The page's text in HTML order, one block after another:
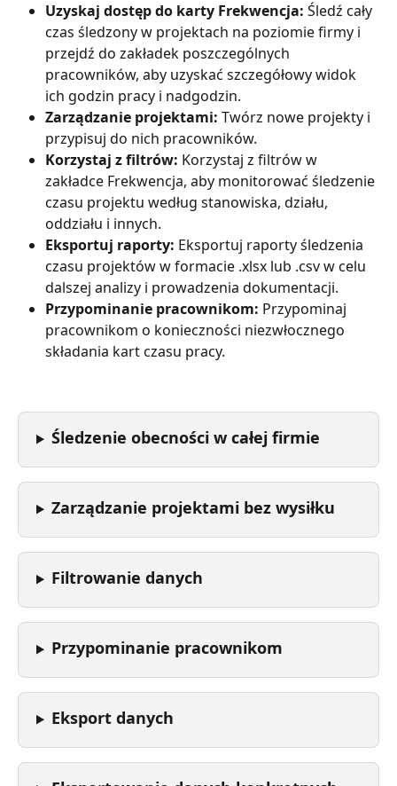
Uzyskaj dostęp do karty Frekwencja: Śledź cały
czas śledzony w projektach na poziomie firmy i
przejdź do zakładek poszczególnych
pracowników, aby uzyskać szczegółowy widok
ich godzin pracy i nadgodzin.
Zarządzanie projektami: Twórz nowe projekty i
przypisuj do nich pracowników.
Korzystaj z filtrów: Korzystaj z filtrów w
zakładce Frekwencja, aby monitorować śledzenie
czasu projektu według stanowiska, działu,
oddziału i innych.
Eksportuj raporty: Eksportuj raporty śledzenia
czasu projektów w formacie .xlsx lub .csv w celu
dalszej analizy i prowadzenia dokumentacji.
Przypominanie pracownikom: Przypominaj
pracownikom o konieczności niezwłocznego
składania kart czasu pracy.
Śledzenie obecności w całej firmie
Zarządzanie projektami bez wysiłku
Filtrowanie danych
Przypominanie pracownikom
Eksport danych